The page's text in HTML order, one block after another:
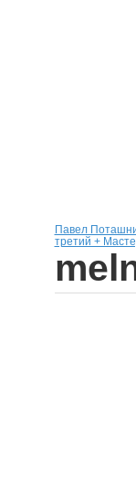
Павел
третий +